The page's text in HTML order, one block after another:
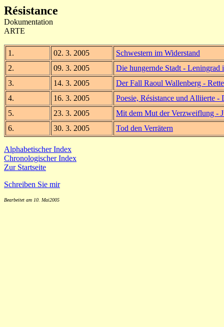
Résistance
Dokumentation
ARTE
1. 02. 3. 2005
Schwestern im Widerstand
2.
09. 3. 2005
Die hungernde Stadt -
3.
14. 3. 2005
Der Fall Raoul Wallenberg -
4.
16. 3. 2005
Poesie, Résistance und Alliierte -
5.
23. 3. 2005
Mit dem Mut der Verzweiflung -
6.
30. 3. 2005 Tod den Verrätern
Alphabetischer Index
Chronologischer Index
Zur Startseite
Schreiben Sie mir
Bearbeitet am 10. Mai2005